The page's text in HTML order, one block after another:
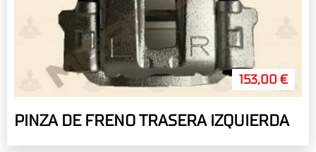
153,00 €
PINZA DE FRENO TRASERA IZQUIERDA